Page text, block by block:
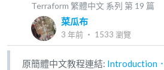
Terraform 繁體中文 系列 第 19 篇
菜瓜布
3 年前 ‧ 1533 瀏覽
原簡體中文教程連結: Introduction